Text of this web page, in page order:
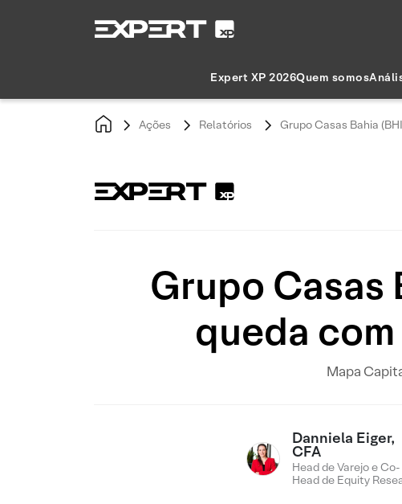
Expert XP 2026Quem somos
Ações Relatórios Grupo Casas Bahia
Grupo Casas
queda
Mapa
Danniela Eiger,
CFA
Head de Varejo e Co-
Head de Equity